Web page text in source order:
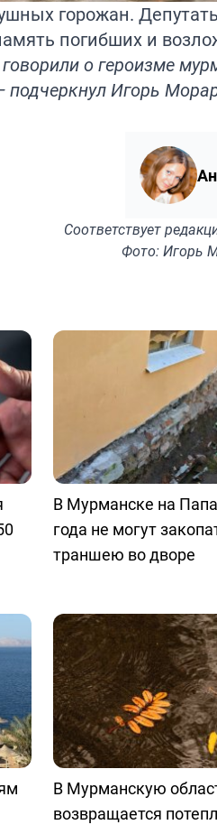
горожан.
погибших и
о героизме
подчеркнул Игорь
Соответствует
Фото: Игорь
В Мурманске на
года не могут
траншею во дворе
В Мурманскую
возвращается